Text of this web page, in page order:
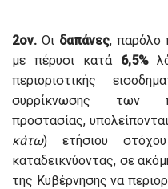
2ον. Οι δαπάνες, παρόλο
με πέρυσι κατά 6,5%
περιοριστικής
συρρίκνωσης των
προστασίας,
κάτω) ετήσιου
καταδεικνύοντας, σε
της Κυβέρνησης να